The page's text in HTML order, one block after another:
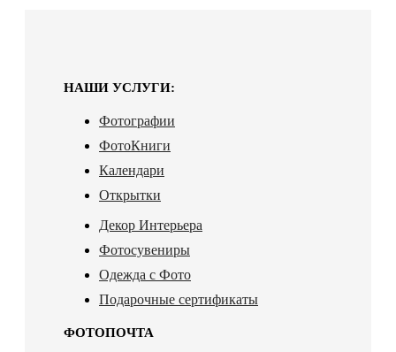
НАШИ УСЛУГИ:
Фотографии
ФотоКниги
Календари
Открытки
Декор Интерьера
Фотосувениры
Одежда с Фото
Подарочные сертификаты
ФОТОПОЧТА